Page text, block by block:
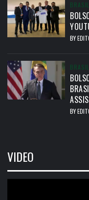
BRASIL
BY
BRASIL
BY
VIDEO